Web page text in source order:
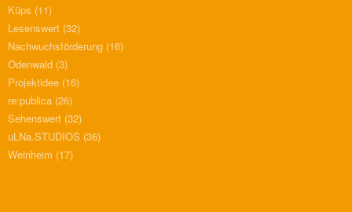
Küps (11)
Lesenswert (32)
Nachwuchsförderung (16)
Odenwald (3)
Projektidee (16)
re:publica (26)
Sehenswert (32)
uLNa.STUDIOS (36)
Weinheim (17)